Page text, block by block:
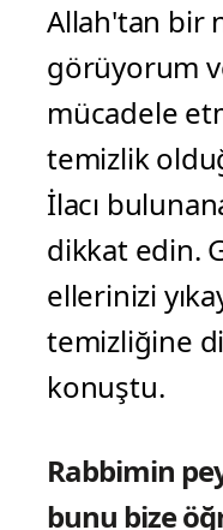
Allah'tan bir
görüyorum
mücadele
temizlik
İlacı
dikkat edin.
ellerinizi
temizliğine
konuştu.
Rabbimin
bunu bize